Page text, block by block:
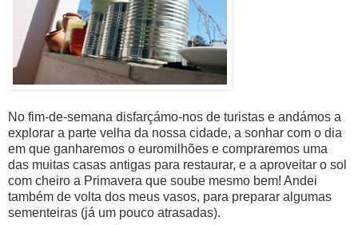
No fim-de-semana disfarçámo-nos de turistas e andámos a
explorar a parte velha da nossa cidade, a sonhar com o dia
em que ganharemos o euromilhões e compraremos uma
das muitas casas antigas para restaurar, e a aproveitar o sol
com cheiro a Primavera que soube mesmo bem! Andei
também de volta dos meus vasos, para preparar algumas
sementeiras (já um pouco atrasadas).